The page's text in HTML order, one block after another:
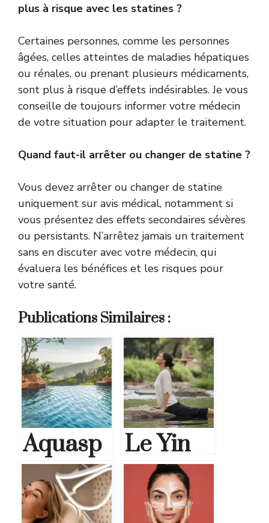
plus à risque avec les statines ?
Certaines personnes, comme les personnes
âgées, celles atteintes de maladies hépatiques
ou rénales, ou prenant plusieurs médicaments,
sont plus à risque d’effets indésirables. Je vous
conseille de toujours informer votre médecin
de votre situation pour adapter le traitement.
Quand faut-il arrêter ou changer de statine ?
Vous devez arrêter ou changer de statine
uniquement sur avis médical, notamment si
vous présentez des effets secondaires sévères
ou persistants. N’arrêtez jamais un traitement
sans en discuter avec votre médecin, qui
évaluera les bénéfices et les risques pour
votre santé.
Publications Similaires :
Aquasp
ot
Carvin :
Le Yin
Yoga :
une